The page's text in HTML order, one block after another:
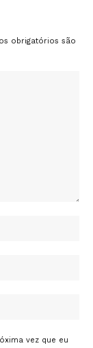
obrigatórios são
vez que eu